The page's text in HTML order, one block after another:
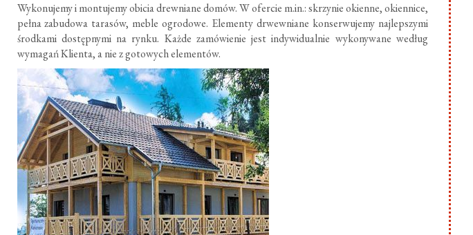
Wykonujemy i montujemy obicia drewniane domów. W ofercie m.in.: skrzynie okienne, okiennice,
pełna zabudowa tarasów, meble ogrodowe. Elementy drwewniane konserwujemy najlepszymi
środkami dostępnymi na rynku. Każde zamówienie jest indywidualnie wykonywane według
wymagań Klienta, a nie z gotowych elementów.